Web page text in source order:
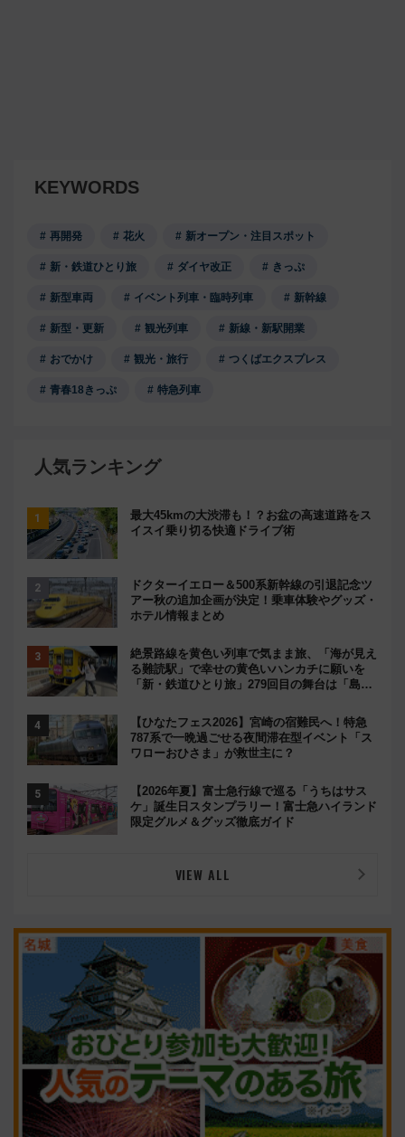
KEYWORDS
再開発 花火 新オープン・注目スポット
新・鉄道ひとり旅 ダイヤ改正 きっぷ
新型車両 イベント列車・臨時列車 新幹線
新型・更新 観光列車 新線・新駅開業
おでかけ 観光・旅行 つくばエクスプレス
青春18きっぷ 特急列車
人気ランキング
最大45kmの大渋滞も！？お盆の高速道路をス
イスイ乗り切る快適ドライブ術
ドクターイエロー＆500系新幹線の引退記念ツ
アー秋の追加企画が決定！乗車体験やグッズ・
ホテル情報まとめ
絶景路線を黄色い列車で気まま旅、「海が見え
る難読駅」で幸せの黄色いハンカチに願いを
「新・鉄道ひとり旅」279回目の舞台は「島原
【ひなたフェス2026】宮崎の宿難民へ！特急
787系で一晩過ごせる夜間滞在型イベント「ス
ワローおひさま」が救世主に？
【2026年夏】富士急行線で巡る「うちはサス
ケ」誕生日スタンプラリー！富士急ハイランド
限定グルメ＆グッズ徹底ガイド
VIEW ALL